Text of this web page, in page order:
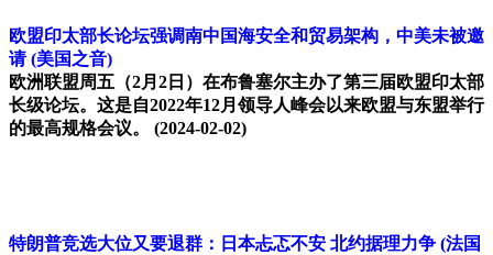
欧盟印太部长论坛强调南中国海安全和贸易架构，中美未被邀
请 (美国之音)
欧洲联盟周五（2月2日）在布鲁塞尔主办了第三届欧盟印太部
长级论坛。这是自2022年12月领导人峰会以来欧盟与东盟举行
的最高规格会议。
(2024-02-02)
特朗普竞选大位又要退群：日本忐忑不安 北约据理力争 (法国